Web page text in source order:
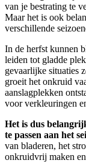
van je bestrating te
Maar het is ook
verschillende
In de herfst kunnen
leiden tot gladde
gevaarlijke situaties
groeit het onkruid
aanslagplekken
voor verkleuringen
Het is dus
te passen aan het
van bladeren, het
onkruidvrij maken